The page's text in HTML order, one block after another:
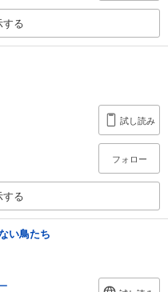
る
試し読み
フォロー
る
い鳥たち